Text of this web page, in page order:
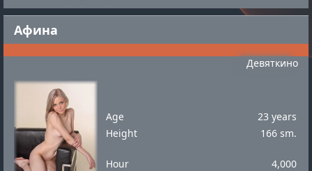
Афина
Девяткино
Age
23 years
Height
166 sm.
Hour
4,000